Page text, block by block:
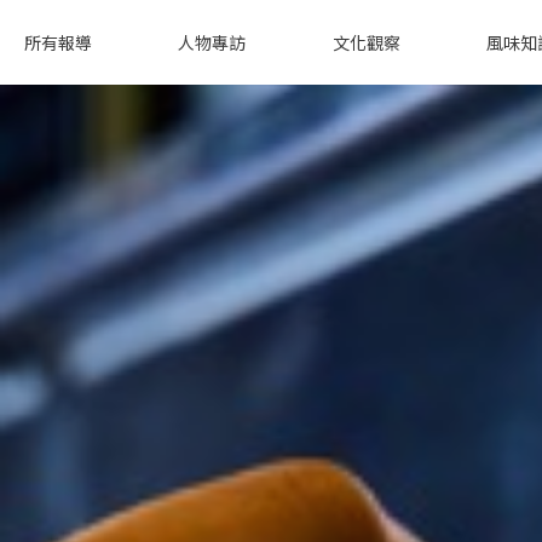
所有報導 人物專訪 文化觀察 風味知